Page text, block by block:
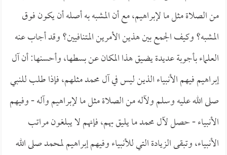
من الصلاة مثل ما لإبراهيم، مع أن المشبه به أصله أن يكون فوق
المشبه؟ وكيف الجمع بين هذين الأمرين المتنافيين؟ وقد أجاب عنه
العلماء بأجوبة عديدة يضيق هذا المكان عن بسطها، وأحسنها: أن آل
إبراهيم فيهم الأنبياء الذين ليس في آل محمد مثلهم، فإذا طلب للنبي
صلى الله عليه وسلم ولآله من الصلاة مثل ما لإبراهيم وآله - وفيهم
الأنبياء - حصل لآل محمد ما يليق بهم، فإنهم لا يبلغون مراتب
الأنبياء، وتبقى الزيادة التي للأنبياء وفيهم إبراهيم لمحمد صلى الله